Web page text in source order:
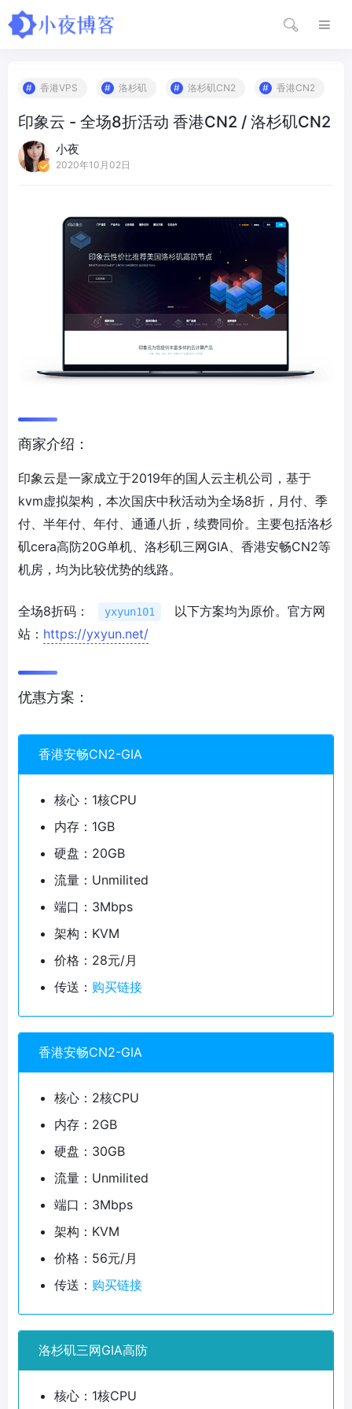
香港VPS 洛杉矶 洛杉矶CN2 香港CN2
印象云 - 全场8折活动 香港CN2 / 洛杉矶CN2
小夜
2020年10月02日
商家介绍：
印象云是一家成立于2019年的国人云主机公司，基于
kvm虚拟架构，本次国庆中秋活动为全场8折，月付、季
付、半年付、年付、通通八折，续费同价。主要包括洛杉
矶cera高防20G单机、洛杉矶三网GIA、香港安畅CN2等
机房，均为比较优势的线路。
全场8折码： yxyun101
以下方案均为原价。官方网
站： https://yxyun.net/
优惠方案：
香港安畅CN2-GIA
核心：1核CPU
内存：1GB
硬盘：20GB
流量：Unmilited
端口：3Mbps
架构：KVM
价格：28元/月
传送： 购买链接
香港安畅CN2-GIA
核心：2核CPU
内存：2GB
硬盘：30GB
流量：Unmilited
端口：3Mbps
架构：KVM
价格：56元/月
传送： 购买链接
洛杉矶三网GIA高防
核心：1核CPU